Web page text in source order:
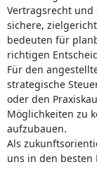
Vertragsrecht und
sichere,
bedeuten für
richtigen
Für den
strategische
oder den
Möglichkeiten zu
aufzubauen.
Als
uns in den besten